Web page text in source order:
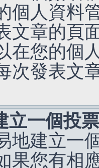
個人資料
文章的頁
在您的個
次發表文
立一個投
地建立一
果您有相